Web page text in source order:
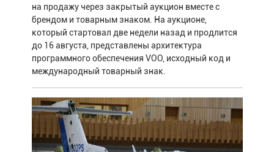
на продажу через закрытый аукцион вместе с
брендом и товарным знаком. На аукционе,
который стартовал две недели назад и продлится
до 16 августа, представлены архитектура
программного обеспечения VOO, исходный код и
международный товарный знак.